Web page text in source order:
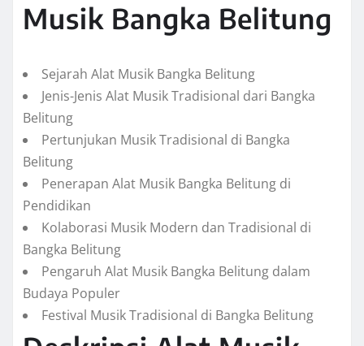
Musik Bangka Belitung
Sejarah Alat Musik Bangka Belitung
Jenis-Jenis Alat Musik Tradisional dari Bangka
Belitung
Pertunjukan Musik Tradisional di Bangka
Belitung
Penerapan Alat Musik Bangka Belitung di
Pendidikan
Kolaborasi Musik Modern dan Tradisional di
Bangka Belitung
Pengaruh Alat Musik Bangka Belitung dalam
Budaya Populer
Festival Musik Tradisional di Bangka Belitung